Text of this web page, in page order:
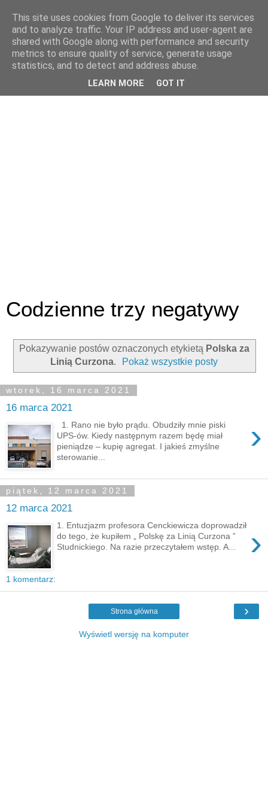
Codzienne trzy negatywy
Pokazywanie postów oznaczonych etykietą Polska za
Linią Curzona. Pokaż wszystkie posty
wtorek, 16 marca 2021
16 marca 2021
›
1. Rano nie było prądu. Obudziły mnie piski
UPS-ów. Kiedy następnym razem będę miał
pieniądze – kupię agregat. I jakieś zmyślne
sterowanie...
piątek, 12 marca 2021
12 marca 2021
›
1. Entuzjazm profesora Cenckiewicza doprowadził
do tego, że kupiłem „ Polskę za Linią Curzona ”
Studnickiego. Na razie przeczytałem wstęp. A...
1 komentarz:
›
Strona główna
Wyświetl wersję na komputer
This site uses cookies from Google to deliver its services
and to analyze traffic. Your IP address and user-agent are
shared with Google along with performance and security
metrics to ensure quality of service, generate usage
statistics, and to detect and address abuse.
LEARN MORE GOT IT